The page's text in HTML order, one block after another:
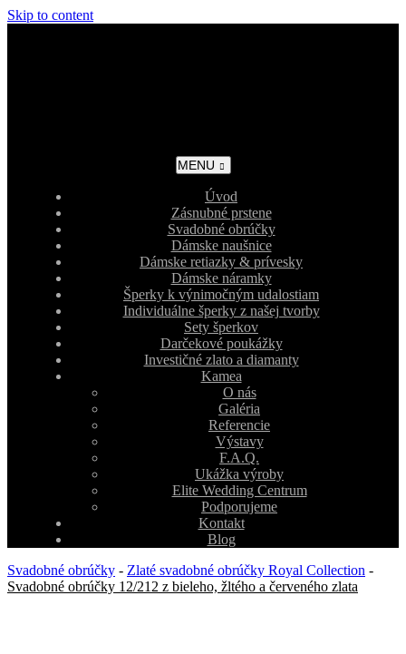
Skip to content
MENU
Úvod
Zásnubné prstene
Svadobné obrúčky
Dámske naušnice
Dámske retiazky & prívesky
Dámske náramky
Šperky k výnimočným udalostiam
Individuálne šperky z našej tvorby
Sety šperkov
Darčekové poukážky
Investičné zlato a diamanty
Kamea
O nás
Galéria
Referencie
Výstavy
F.A.Q.
Ukážka výroby
Elite Wedding Centrum
Podporujeme
Kontakt
Blog
Svadobné obrúčky - Zlaté svadobné obrúčky Royal Collection -
Svadobné obrúčky 12/212 z bieleho, žltého a červeného zlata